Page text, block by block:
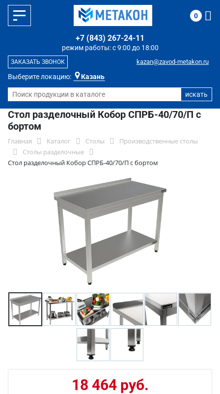
Выберите локацию: Казань
режим работы: с 9:00 до 18:00
+7 (843) 267-24-11
kazan@zavod-metakon.ru
ЗАКАЗАТЬ ЗВОНОК
0
Стол разделочный Кобор СПРБ-40/70/П с
бортом
Главная Каталог Столы
Производственные столы
Столы разделочные
Стол разделочный Кобор СПРБ-40/70/П с бортом
18 464 руб.